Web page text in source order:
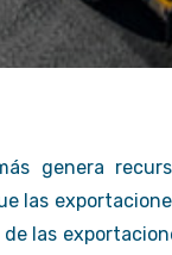
genera
las
de las